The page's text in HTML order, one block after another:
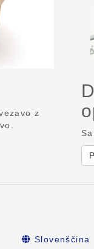
z
Slovenščina